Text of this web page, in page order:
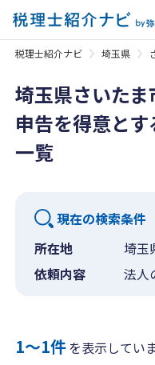
税理士紹介ナビ 埼玉県
埼玉県さいたま
申告を得意と
一覧
現在の検索条件
所在地
埼玉
依頼内容
法人
1〜1件を表示してい